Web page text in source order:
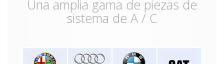
Una amplia gama de piezas de
sistema de A / C